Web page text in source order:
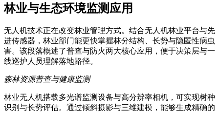
林业与生态环境监测应用
无人机技术正在改变林业管理方式。结合无人机林业平台与先
进传感器，林业部门能更快掌握林分结构、长势与隐匿性病虫
害。该段落概述了普查与防火两大核心应用，便于决策层与一
线巡护人员理解落地路径。
森林资源普查与健康监测
林业无人机搭载多光谱监测设备与高分辨率相机，可实现树种
识别与长势评估。通过倾斜摄影与三维建模，能够生成精确的